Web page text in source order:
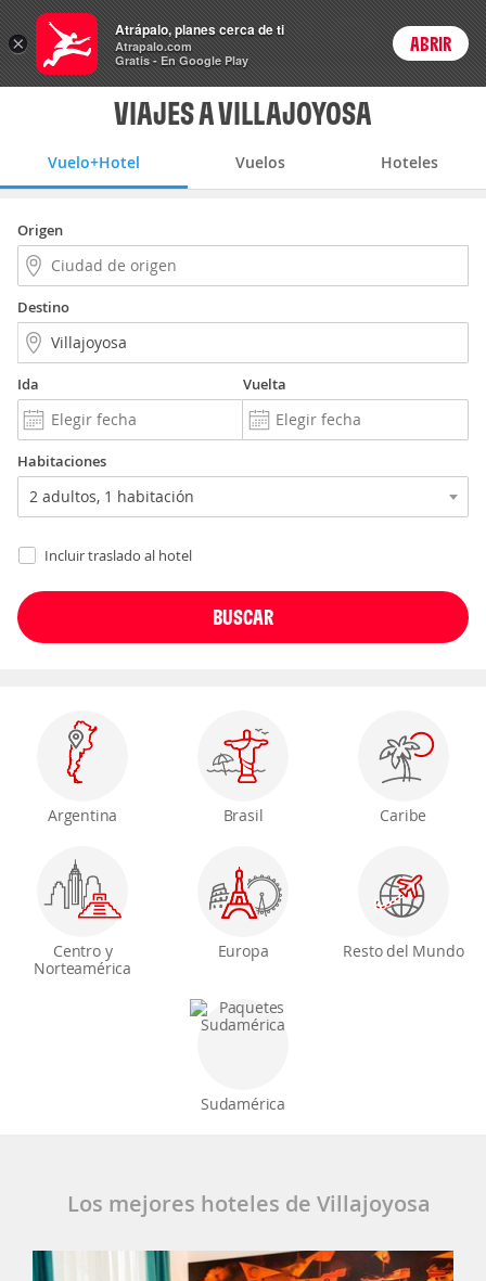
Vuelo+Hotel Precios enPeso
ARSCambiar moneda
Login
VIAJES A VILLAJOYOSA
Vuelo+Hotel Vuelos Hoteles
Origen
Destino
Ida Vuelta
Habitaciones
Incluir traslado al hotel
Argentina Brasil Caribe
Centro y
Norteamérica
Europa Resto del Mundo
Sudamérica
Los mejores hoteles de Villajoyosa
×
Atrápalo, planes cerca de ti
Atrapalo.com
Gratis - En Google Play
ABRIR